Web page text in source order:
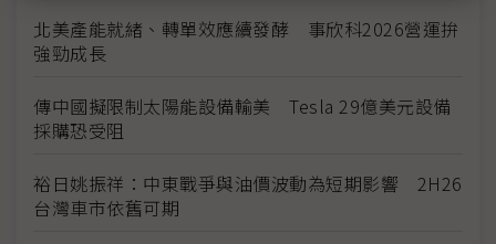
北美產能就緒、轉單效應續發酵 事欣科2026營運拚
強勁成長
傳中國擬限制太陽能設備輸美 Tesla 29億美元設備
採購恐受阻
裕日姚振祥：中東戰爭與油價波動為短期影響 2H26
台灣車市依舊可期